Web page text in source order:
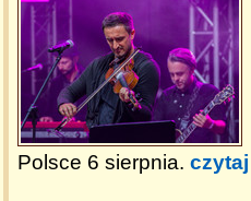
Polsce 6 sierpnia.